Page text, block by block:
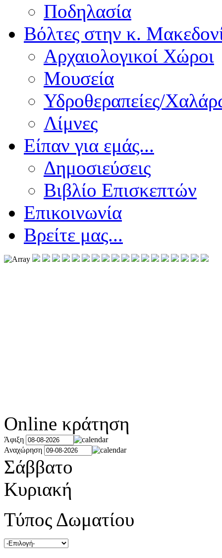
Ποδηλασία
Βόλτες στην κ.
Αρχαιολογικοί Χώροι
Μουσεία
Υδροθεραπείες/
Λίμνες
Είπαν για εμάς...
Δημοσιεύσεις
Βιβλίο Επισκεπτών
Επικοινωνία
Βρείτε μας...
Online κράτηση
Άφιξη
Αναχώρηση
Σάββατο
Κυριακή
Τύπος Δωματίου